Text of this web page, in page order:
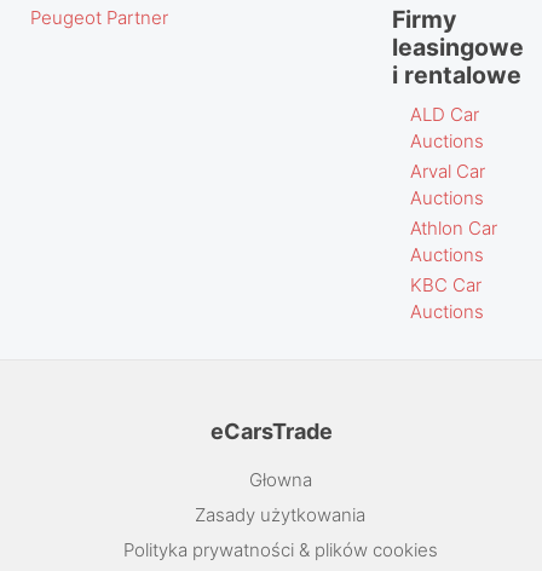
Peugeot Partner
Firmy
leasingowe
i rentalowe
ALD Car
Auctions
Arval Car
Auctions
Athlon Car
Auctions
KBC Car
Auctions
eCarsTrade
Głowna
Zasady użytkowania
Polityka prywatności & plików cookies